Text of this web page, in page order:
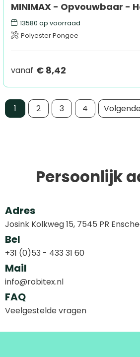
13580 op voorraad
Polyester Pongee
vanaf € 8,42
1 2 3 4
Persoonlijk
Adres
Josink Kolkweg 15, 7545 PR
Bel
+31 (0)53 - 433 31 60
Mail
info@robitex.nl
FAQ
Veelgestelde vragen